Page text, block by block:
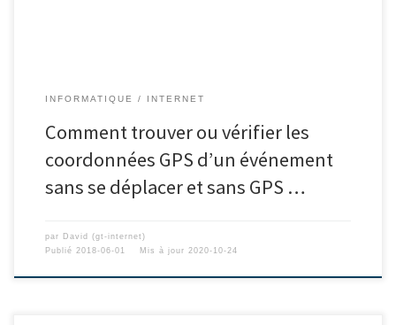
INFORMATIQUE INTERNET
Comment trouver ou vérifier les
coordonnées GPS d’un événement
sans se déplacer et sans GPS …
par David (gt-internet)
Publié 2018-06-01 Mis à jour 2020-10-24